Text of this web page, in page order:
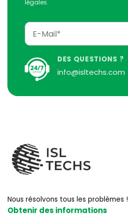
légales.
DES QUESTIONS ?
info@isltechs.com
Nous résolvons tous les problèmes !
Obtenir des informations